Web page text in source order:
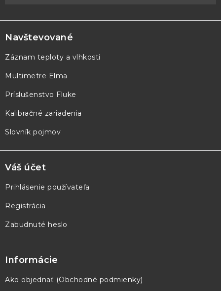
á
p
ä
e
Navštevované
Záznam teploty a vlhkosti
Multimetre Elma
Príslušenstvo Fluke
Kalibračné zariadenia
Slovník pojmov
Váš účet
Prihlásenie používateľa
Registrácia
Zabudnuté heslo
Informácie
Ako objednať (Obchodné podmienky)